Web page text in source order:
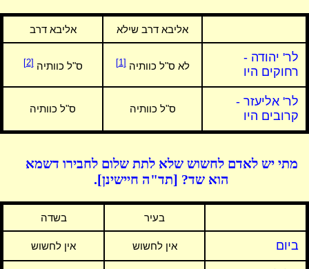
אליבא דרב שילא אליבא דרב
לר' יהודה -
רחוקים היו
לא ס"ל כוותיה[1] ס"ל כוותיה[2]
לר' אליעזר -
קרובים היו
ס"ל כוותיה ס"ל כוותיה
מתי יש לאדם לחשוש שלא לתת שלום לחבירו דשמא
הוא שד? [תד"ה חיישינן].
בעיר בשדה
ביום אין לחשוש אין לחשוש